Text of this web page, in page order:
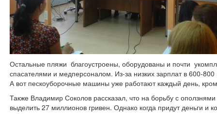
Остальные пляжи благоустроены, оборудованы и почти
спасателями и медперсоналом. Из-за низких зарплат в 600-
А вот пескоуборочные машины уже работают каждый день,
Также Владимир Соколов рассказал, что на борьбу с
выделить 27 миллионов гривен. Однако когда придут деньги и